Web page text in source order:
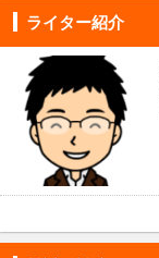
ライター紹介